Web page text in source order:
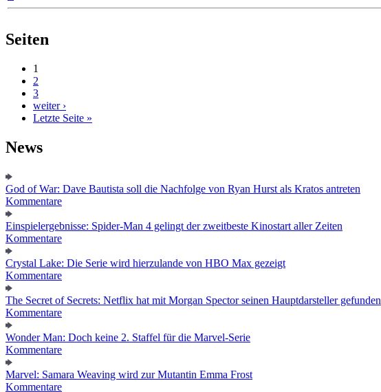
Seiten
1
2
3
weiter ›
Letzte Seite »
News
God of War: Dave Bautista soll die Nachfolge von Ryan Hurst als Kratos antreten
Kommentare
Einspielergebnisse: Spider-Man 4 gelingt der zweitbeste Kinostart aller Zeiten
Kommentare
Crystal Lake: Die Serie wird hierzulande von HBO Max gezeigt
Kommentare
The Secret of Secrets: Netflix hat mit Morgan Spector seinen Hauptdarsteller gefunden
Kommentare
Wonder Man: Doch keine 2. Staffel für die Marvel-Serie
Kommentare
Marvel: Samara Weaving wird zur Mutantin Emma Frost
Kommentare